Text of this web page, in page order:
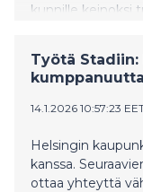
kunnille keinoksi
Työtä Stadiin:
14.1.2026 10:57:23
Helsingin
kanssa.
ottaa yhteyttä